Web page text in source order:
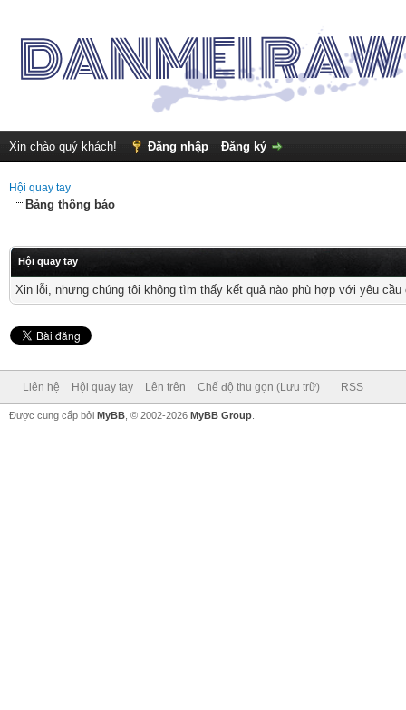
Xin chào quý khách! Đăng nhập Đăng ký
Hội quay tay
Bảng thông báo
Hội quay tay
Xin lỗi, nhưng chúng tôi không tìm thấy kết quả nào phù hợp với yêu
Liên hệ Hội quay tay Lên trên Chế độ thu gọn (Lưu trữ) RSS
Được cung cấp bởi MyBB , © 2002-2026 MyBB Group